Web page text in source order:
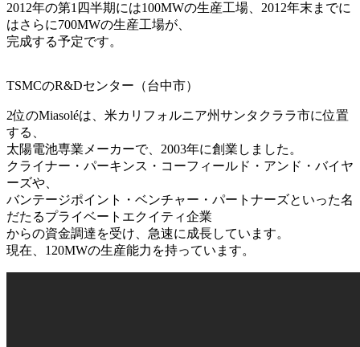
2012年の第1四半期には100MWの生産工場、2012年末までに
はさらに700MWの生産工場が、
完成する予定です。
TSMCのR&Dセンター（台中市）
2位のMiasoléは、米カリフォルニア州サンタクララ市に位置
する、
太陽電池専業メーカーで、2003年に創業しました。
クライナー・パーキンス・コーフィールド・アンド・バイヤ
ーズや、
バンテージポイント・ベンチャー・パートナーズといった名
だたるプライベートエクイティ企業
からの資金調達を受け、急速に成長しています。
現在、120MWの生産能力を持っています。